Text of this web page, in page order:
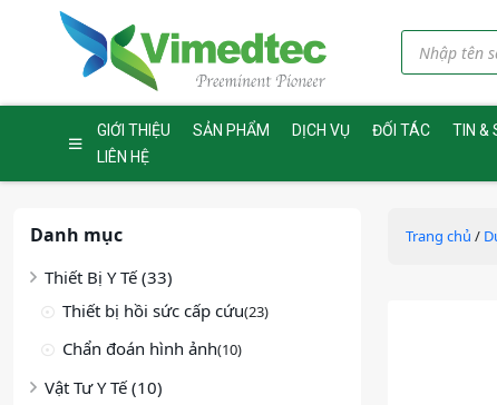
GIỚI THIỆU SẢN PHẨM DỊCH VỤ ĐỐI TÁC TIN &
LIÊN HỆ
Danh mục
Thiết Bị Y Tế (33)
Thiết bị hồi sức cấp cứu(23)
Chẩn đoán hình ảnh(10)
Vật Tư Y Tế (10)
Trang chủ /